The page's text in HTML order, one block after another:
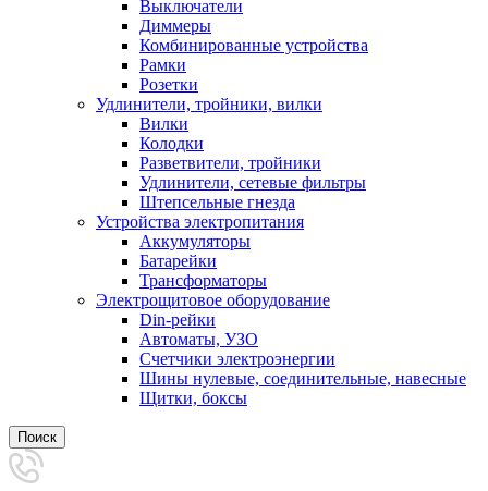
Выключатели
Диммеры
Комбинированные устройства
Рамки
Розетки
Удлинители, тройники, вилки
Вилки
Колодки
Разветвители, тройники
Удлинители, сетевые фильтры
Штепсельные гнезда
Устройства электропитания
Аккумуляторы
Батарейки
Трансформаторы
Электрощитовое оборудование
Din-рейки
Автоматы, УЗО
Счетчики электроэнергии
Шины нулевые, соединительные, навесные
Щитки, боксы
Поиск